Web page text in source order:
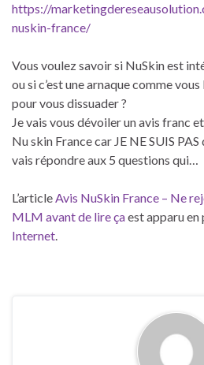
https://
nuskin-france/
Vous voulez savoir si NuSkin est
ou si c’est une arnaque comme
pour vous dissuader ?
Je vais vous dévoiler un avis franc
Nu skin France car JE NE SUIS
vais répondre aux 5 questions qui…
L’articleAvis NuSkin France – Ne
MLM avant de lire çaest apparu en
Internet.